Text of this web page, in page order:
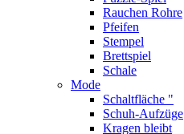
Rauchen Rohre
Pfeifen
Stempel
Brettspiel
Schale
Mode
Schaltfläche "
Schuh-Aufzüge
Kragen bleibt